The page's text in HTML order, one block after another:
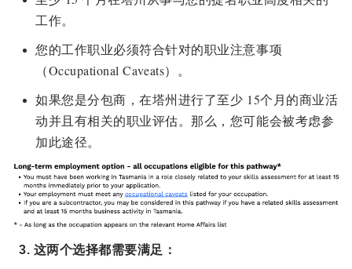
工作。
您的工作职业必须符合针对的职业注意事项
（Occupational Caveats）。
如果您是分包商，在塔州进行了至少 15个月的商业活
动并且有相关的职业评估。那么，您可能会被考虑参
加此途径。
3. 这两个选择都需要满足：